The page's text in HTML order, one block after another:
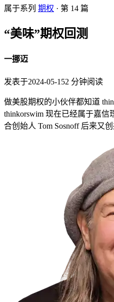
属于系列 期权 · 第 14 篇
“美味”期权回测
一挪迈
发表于2024-05-152 分钟阅读
做美股期权的小伙伴都知道
thinkorswim 现在已经属于嘉信
合创始人 Tom Sosnoff 后来又创